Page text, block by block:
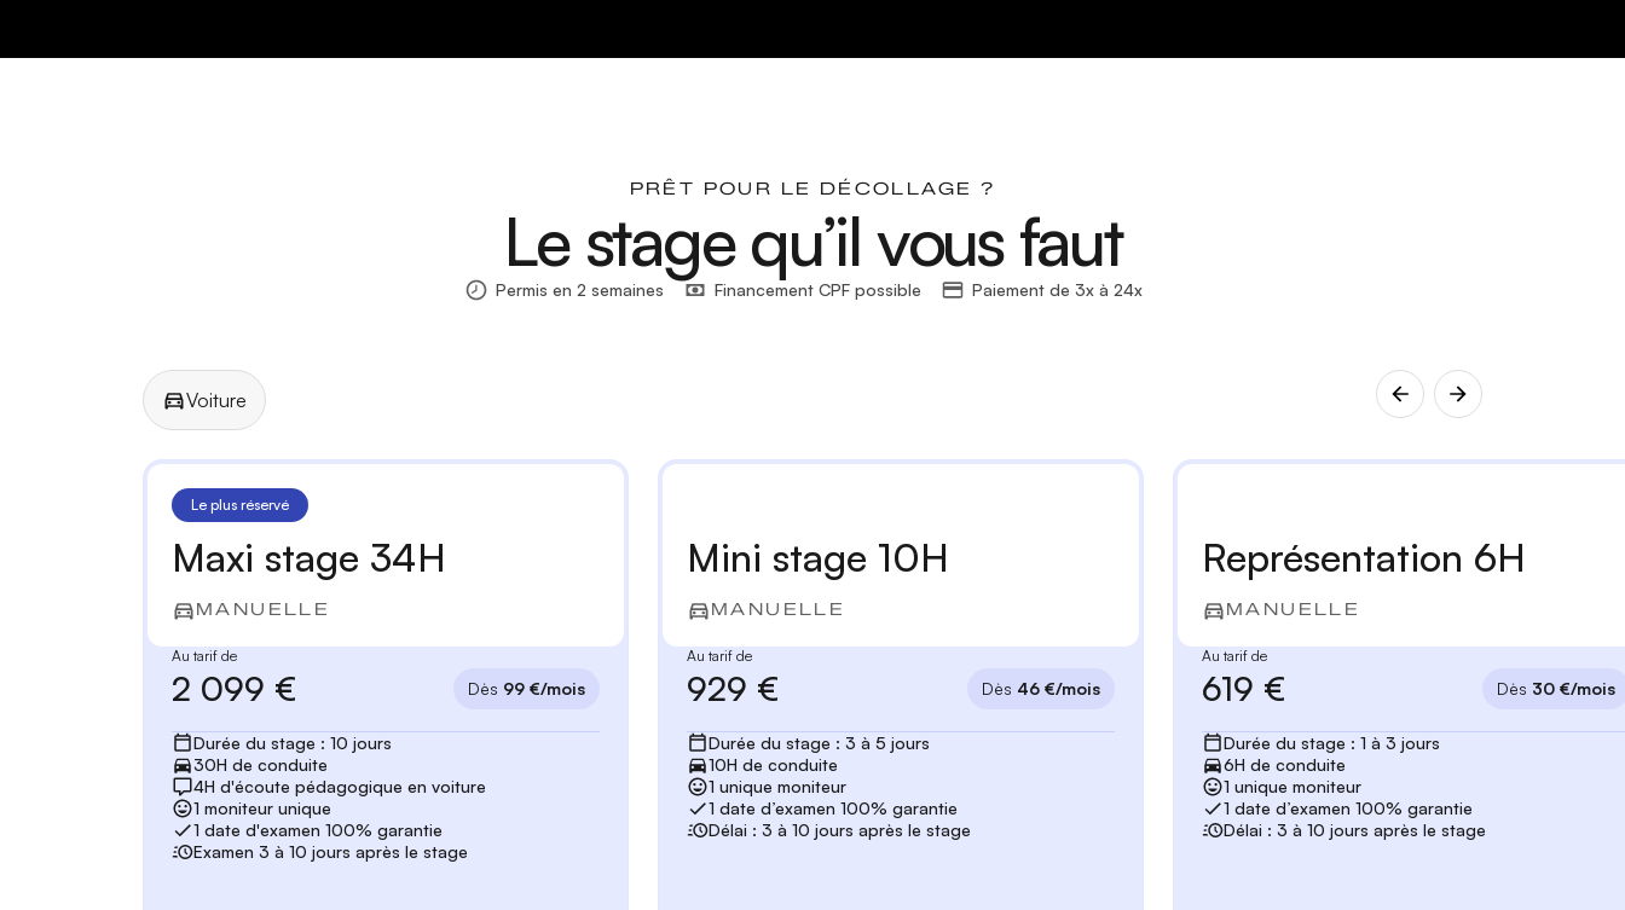
PRÊT POUR LE DÉCOLLAGE ?
Le stage qu’il vous faut
Permis en 2 semaines Financement CPF possible Paiement de 3x à 24x
Voiture
Le plus réservé
Maxi stage 34H
MANUELLE
Au tarif de
2 099 € Dès 99 €/mois
Durée du stage : 10 jours
30H de conduite
4H d'écoute pédagogique en voiture
1 moniteur unique
1 date d'examen 100% garantie
Examen 3 à 10 jours après le stage
Mini stage 10H
MANUELLE
Au tarif de
929 € Dès 46 €/mois
Durée du stage : 3 à 5 jours
10H de conduite
1 unique moniteur
1 date d’examen 100% garantie
Délai : 3 à 10 jours après le stage
Représentation 6H
MANUELLE
Au tarif de
619 € Dès 30 €/mois
Durée du stage : 1 à 3 jours
6H de conduite
1 unique moniteur
1 date d’examen 100% garantie
Délai : 3 à 10 jours après le stage